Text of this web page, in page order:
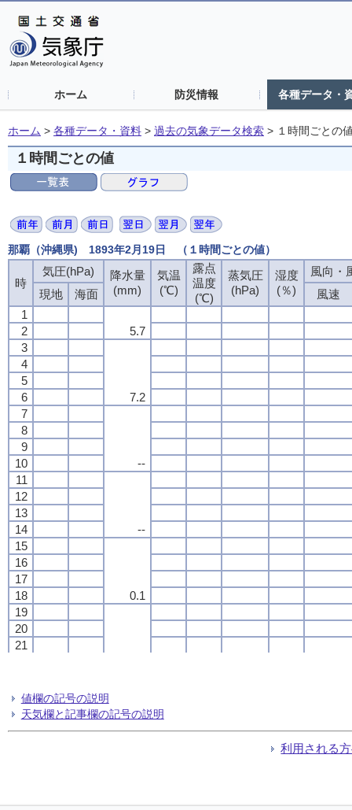
ホーム 防災情報 各種データ・
ホーム > 各種データ・資料 > 過去の気象データ検索 > １時間ごとの
１時間ごとの値
那覇（沖縄県) 1893年2月19日 （１時間ごとの値）
時
気圧(hPa)
降水量
(mm)
気温
(℃)
露点
温度
(℃)
蒸気圧
(hPa)
湿度
(％)
風向・
現地
海面
風速
1
5.7
2
3
7.2
4
5
6
7
--
8
9
10
11
--
12
13
14
15
0.1
16
17
18
19
20
21
24
時
気圧(hPa)
降水量
(mm)
気温
(℃)
露点
温度
(℃)
蒸気圧
(hPa)
湿度
(％)
風向・
現地
海面
風速
1
5.7
2
3
7.2
4
5
6
7
--
8
9
10
11
--
12
13
14
15
0.1
16
17
18
19
20
21
24
時
気圧(hPa)
降水量
(mm)
気温
(℃)
露点
温度
(℃)
蒸気圧
(hPa)
湿度
(％)
風向・
現地
海面
風速
1
5.7
2
3
7.2
4
5
6
7
--
8
9
10
11
--
12
13
14
15
0.1
16
17
18
19
20
21
24
時
気圧(hPa)
降水量
(mm)
気温
(℃)
露点
温度
(℃)
蒸気圧
(hPa)
湿度
(％)
風向・
現地
海面
風速
1
5.7
2
3
7.2
4
5
6
7
--
8
9
10
11
--
12
13
14
15
0.1
16
17
18
19
20
21
24
値欄の記号の説明
天気欄と記事欄の記号の説明
利用される